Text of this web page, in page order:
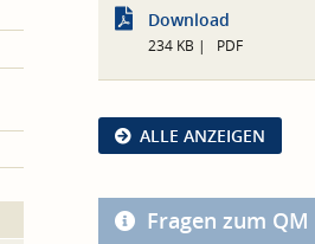
Download
234 KB PDF
ALLE ANZEIGEN
Fragen zum